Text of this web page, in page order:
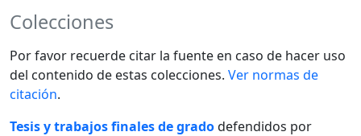
Colecciones
Por favor recuerde citar la fuente en caso de hacer uso
del contenido de estas colecciones. Ver normas de
citación.
Tesis y trabajos finales de gradodefendidos por